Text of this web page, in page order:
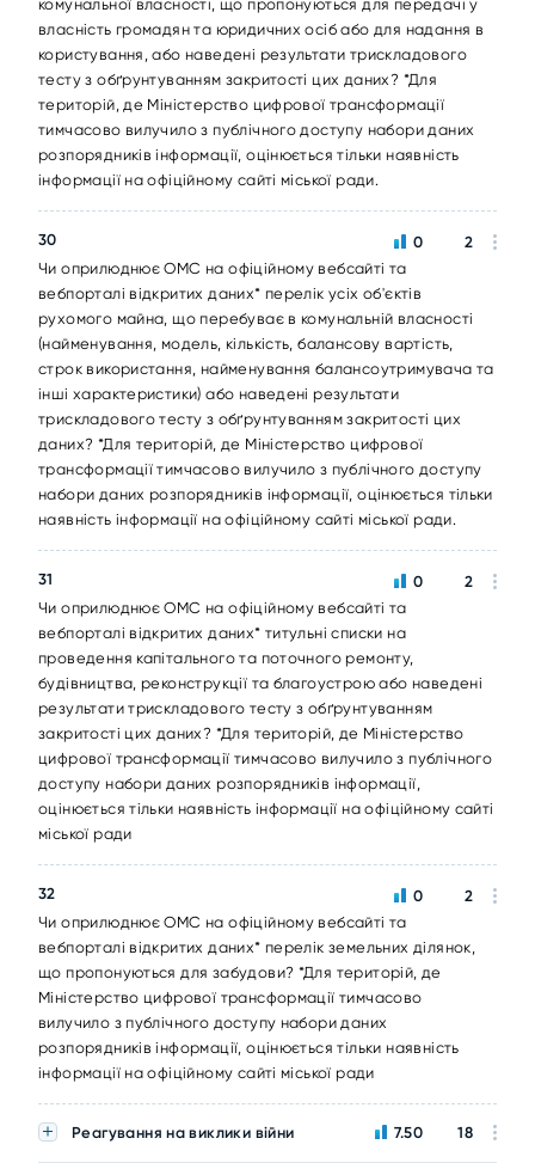
комунальної власності, що пропонуються для передачі у
власність громадян та юридичних осіб або для надання в
користування, або наведені результати трискладового
тесту з обґрунтуванням закритості цих даних? *Для
територій, де Міністерство цифрової трансформації
тимчасово вилучило з публічного доступу набори даних
розпорядників інформації, оцінюється тільки наявність
інформації на офіційному сайті міської ради.
30
Чи оприлюднює ОМС на офіційному вебсайті та
вебпорталі відкритих даних* перелік усіх об'єктів
рухомого майна, що перебуває в комунальній власності
(найменування, модель, кількість, балансову вартість,
строк використання, найменування балансоутримувача та
інші характеристики) або наведені результати
трискладового тесту з обґрунтуванням закритості цих
даних? *Для територій, де Міністерство цифрової
трансформації тимчасово вилучило з публічного доступу
набори даних розпорядників інформації, оцінюється тільки
наявність інформації на офіційному сайті міської ради.
0 2
31
Чи оприлюднює ОМС на офіційному вебсайті та
вебпорталі відкритих даних* титульні списки на
проведення капітального та поточного ремонту,
будівництва, реконструкції та благоустрою або наведені
результати трискладового тесту з обґрунтуванням
закритості цих даних? *Для територій, де Міністерство
цифрової трансформації тимчасово вилучило з публічного
доступу набори даних розпорядників інформації,
оцінюється тільки наявність інформації на офіційному сайті
міської ради
0 2
32
Чи оприлюднює ОМС на офіційному вебсайті та
вебпорталі відкритих даних* перелік земельних ділянок,
що пропонуються для забудови? *Для територій, де
Міністерство цифрової трансформації тимчасово
вилучило з публічного доступу набори даних
розпорядників інформації, оцінюється тільки наявність
інформації на офіційному сайті міської ради
0 2
Реагування на виклики війни 7.50 18